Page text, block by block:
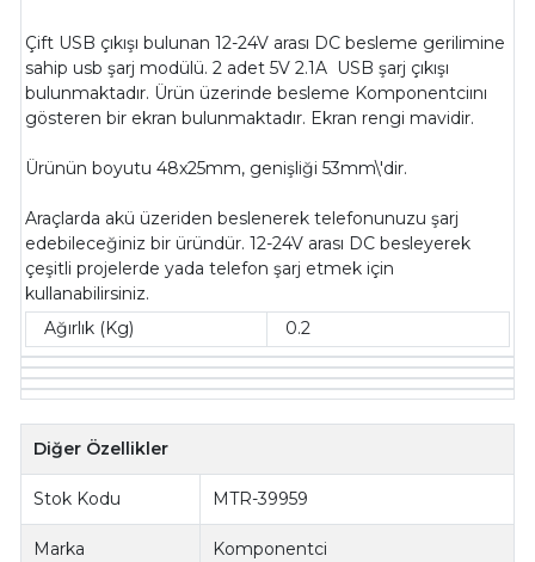
Çift USB çıkışı bulunan 12-24V arası DC besleme gerilimine
sahip usb şarj modülü. 2 adet 5V 2.1A USB şarj çıkışı
bulunmaktadır. Ürün üzerinde besleme Komponentciını
gösteren bir ekran bulunmaktadır. Ekran rengi mavidir.
Ürünün boyutu 48x25mm, genişliği 53mm\'dir.
Araçlarda akü üzeriden beslenerek telefonunuzu şarj
edebileceğiniz bir üründür. 12-24V arası DC besleyerek
çeşitli projelerde yada telefon şarj etmek için
kullanabilirsiniz.
Ağırlık (Kg)
0.2
Diğer Özellikler
Stok Kodu MTR-39959
Marka Komponentci